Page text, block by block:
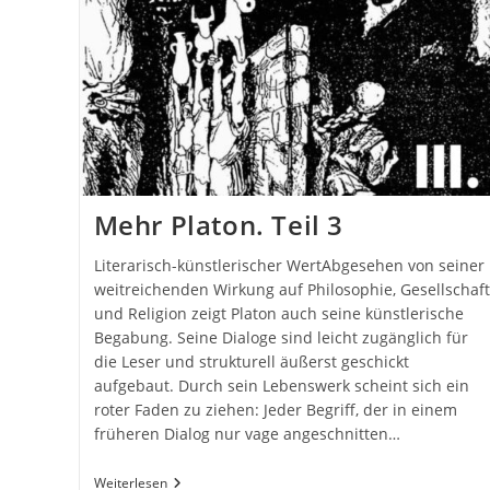
Mehr Platon. Teil 3
Literarisch-künstlerischer WertAbgesehen von seiner
weitreichenden Wirkung auf Philosophie, Gesellschaft
und Religion zeigt Platon auch seine künstlerische
Begabung. Seine Dialoge sind leicht zugänglich für
die Leser und strukturell äußerst geschickt
aufgebaut. Durch sein Lebenswerk scheint sich ein
roter Faden zu ziehen: Jeder Begriff, der in einem
früheren Dialog nur vage angeschnitten…
WeiterlesenMehr